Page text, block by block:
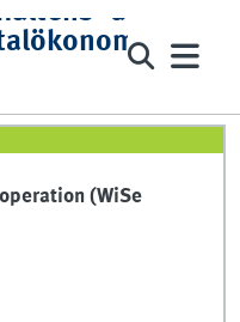
und
(WiSe